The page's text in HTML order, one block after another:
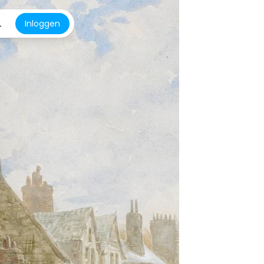
Inloggen